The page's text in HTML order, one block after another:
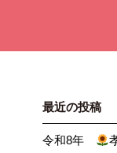
最近の投稿
令和8年